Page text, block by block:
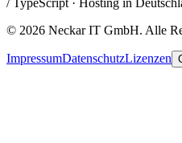
/ TypeScript · Hosting in
© 2026 Neckar IT GmbH. Alle
ImpressumDatenschutzLizenzen